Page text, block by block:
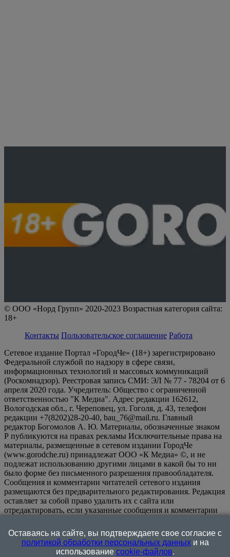
© ООО «Норд Групп» 2020-2023 Возрастная категория сайта:
18+
Контакты Пользовательское соглашение Работа
Сетевое издание Портал «ГородЧе» (18+) зарегистрировано
Федеральной службой по надзору в сфере связи,
информационных технологий и массовых коммуникаций
(Роскомнадзор). Реестровая запись СМИ: ЭЛ № 77 - 78204 от 6
апреля 2020 года. Учредитель: Общество с ограниченной
ответственностью "К Медиа". Адрес редакции 162612,
Вологодская обл., г. Череповец, ул. Гоголя, д. 43, телефон
редакции +7(8202)28-20-40, bau_76@mail.ru. Главный
редактор Богомолов А. Ю. Материалы, обозначенные знаком
Р публикуются на правах рекламы Исключительные права на
материалы, размещенные в сетевом издании ГородЧе
(www.gorodche.ru) принадлежат ООО «К Медиа» ©, и не
подлежат использованию другими лицами в какой бы то ни
было форме без письменного разрешения правообладателя.
Сообщения и комментарии читателей сетевого издания
размещаются без предварительного редактирования. Редакция
оставляет за собой право удалить их с сайта или
отредактировать, если указанные сообщения и комментарии
или нарушением иных требований закона.
информационном ресурсе применяются рекомендательные
технологии (информационные технологии предоставления
Оставаясь на сайте, вы подтверждаете свое согласие с
политикой обработки персональных данныхи на
использование cookie-файлов.